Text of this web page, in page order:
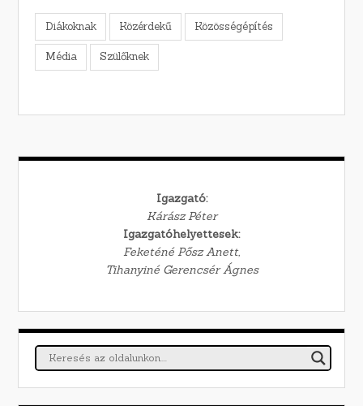
Diákoknak Közérdekű Közösségépítés
Média Szülőknek
Igazgató:
Kárász Péter
Igazgatóhelyettesek:
Feketéné Pősz Anett,
Tihanyiné Gerencsér Ágnes